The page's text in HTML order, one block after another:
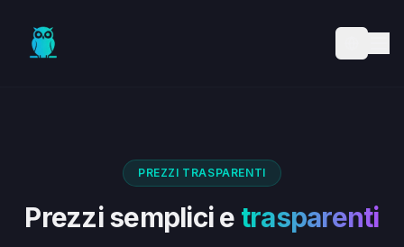
PREZZI TRASPARENTI
Prezzi semplici e trasparenti